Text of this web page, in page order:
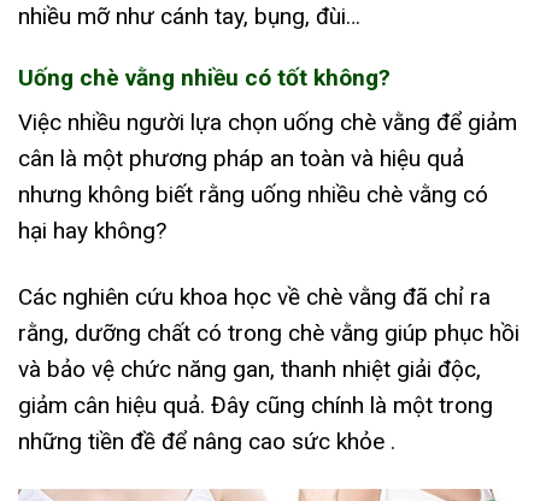
nhiều mỡ như cánh tay, bụng, đùi…
Uống chè vằng nhiều có tốt không?
Việc nhiều người lựa chọn uống chè vằng để giảm
cân là một phương pháp an toàn và hiệu quả
nhưng không biết rằng uống nhiều chè vằng có
hại hay không?
Các nghiên cứu khoa học về chè vằng đã chỉ ra
rằng, dưỡng chất có trong chè vằng giúp phục hồi
và bảo vệ chức năng gan, thanh nhiệt giải độc,
giảm cân hiệu quả. Đây cũng chính là một trong
những tiền đề để nâng cao sức khỏe .